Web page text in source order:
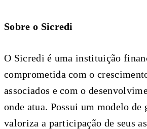
Sobre o Sicredi
O Sicredi é uma instituição
comprometida com o
associados e com o
onde atua. Possui um modelo de
valoriza a participação de seus